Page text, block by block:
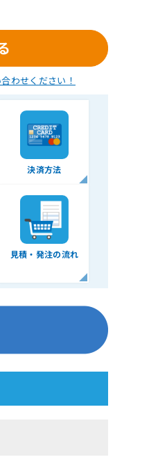
わせください！
決済方法
見積・発注の流れ